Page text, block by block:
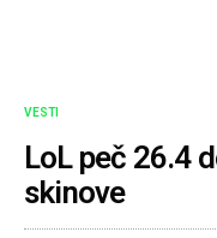
VESTI
LoL peč 26.4
skinove